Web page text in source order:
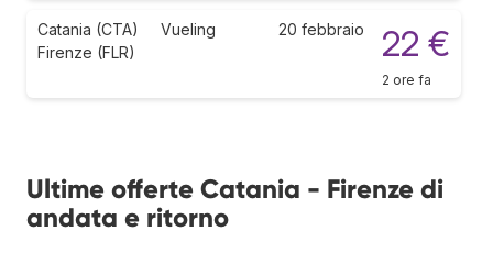
Catania (CTA)
Firenze (FLR)
Vueling 20 febbraio 22 €
2 ore fa
Ultime offerte Catania - Firenze di
andata e ritorno